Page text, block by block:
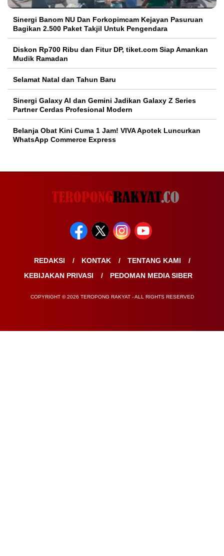
Sinergi Banom NU Dan Forkopimcam Kejayan Pasuruan
Bagikan 2.500 Paket Takjil Untuk Pengendara
Diskon Rp700 Ribu dan Fitur DP, tiket.com Siap Amankan
Mudik Ramadan
Selamat Natal dan Tahun Baru
Sinergi Galaxy AI dan Gemini Jadikan Galaxy Z Series
Partner Cerdas Profesional Modern
Belanja Obat Kini Cuma 1 Jam! VIVA Apotek Luncurkan
WhatsApp Commerce Express
REDAKSI KONTAK
TENTANG KAMI
KEBIJAKAN PRIVASI
PEDOMAN MEDIA SIBER
COPYRIGHT © 2026 TEROPONG RAKYAT - ALL RIGHTS RESERVED